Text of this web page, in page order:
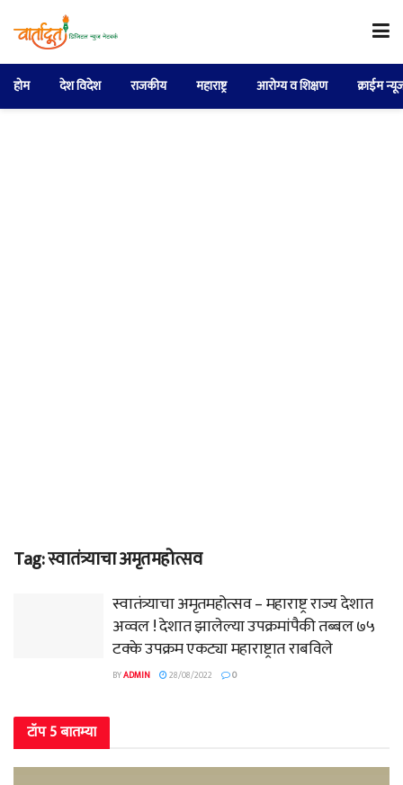
होम देश विदेश राजकीय महाराष्ट्र आरोग्य व शिक्षण क्राईम
Tag:स्वातंत्र्याचा अमृतमहोत्सव
स्वातंत्र्याचा अमृतमहोत्सव – महाराष्ट्र राज्य देशात
अव्वल ! देशात झालेल्या उपक्रमांपैकी तब्बल ७५
टक्के उपक्रम एकट्या महाराष्ट्रात राबविले
BYADMIN 28/08/2022 0
टॉप 5 बातम्या